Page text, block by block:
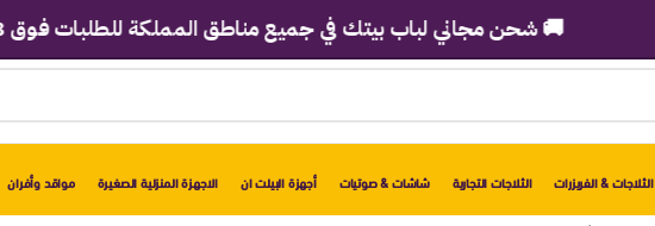
الثلاجات & الفريزرات الثلاجات التجارية شاشات & صوتيات أجهزة البيلت ان الاجهزة المنزلية الصغيرة مواقد وأفران
🚚 شحن مجاني لباب بيتك في جميع مناطق المملكة للطلبات فوق 2998 ريال!